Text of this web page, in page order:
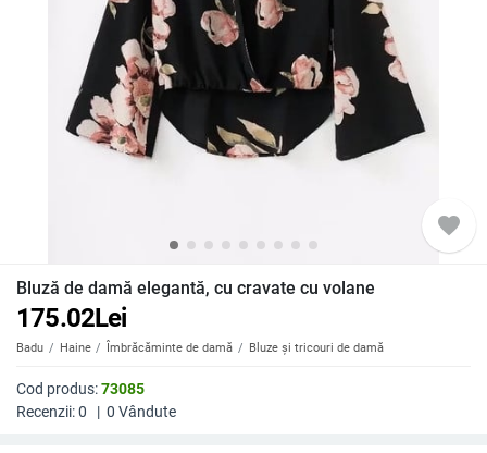
favorite
Bluză de damă elegantă, cu cravate cu volane
175.02Lei
Badu Haine Îmbrăcăminte de damă Bluze și tricouri de damă
Cod produs:73085
Recenzii:0 | 0 Vândute